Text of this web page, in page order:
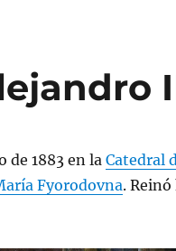
de 1883 en laCatedral
Fyorodovna.